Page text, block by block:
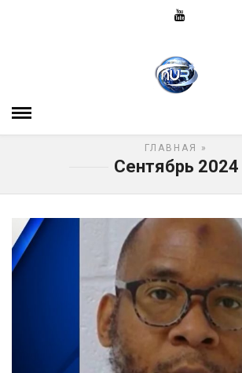
ГЛАВНАЯ »
Сентябрь 2024